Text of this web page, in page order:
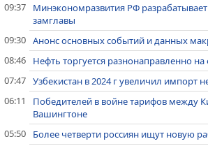
09:37
Минэкономразвития РФ
замглавы
09:30 Анонс основных событий и данных
08:46
Нефть торгуется разнонаправленно
07:47 Узбекистан в 2024 г увеличил импорт
06:11
Победителей в войне тарифов между
Вашингтоне
05:50
Более четверти россиян ищут новую